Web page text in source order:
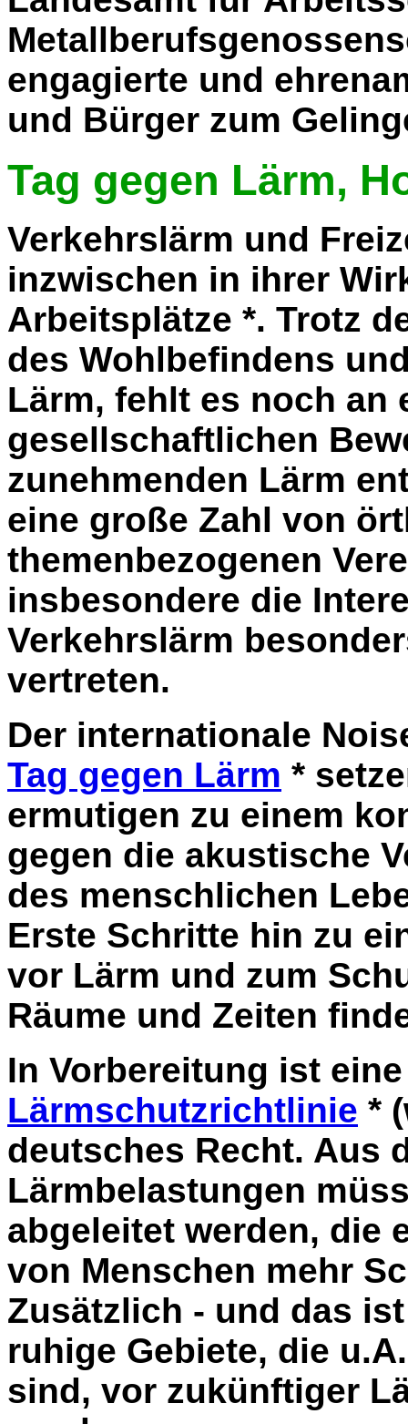
engagierte und
und Bürger zum
Tag gegen Lärm,
Verkehrslärm und
inzwischen in ihrer
Arbeitsplätze *. Trotz
des Wohlbefindens
Lärm, fehlt es noch an
gesellschaftlichen
zunehmenden Lärm
eine große Zahl von
themenbezogenen
insbesondere die
Verkehrslärm
vertreten.
Der internationale
Tag gegen Lärm *
ermutigen zu einem
gegen die akustische
des menschlichen
Erste Schritte hin zu
vor Lärm und zum
Räume und Zeiten
In Vorbereitung ist
Lärmschutzrichtlinie *
deutsches Recht. Aus
Lärmbelastungen
abgeleitet werden, die
von Menschen mehr
Zusätzlich - und das
ruhige Gebiete, die
sind, vor zukünftiger